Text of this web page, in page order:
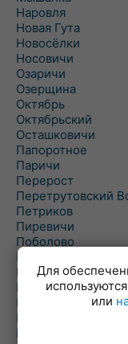
Наровля
Новая Гута
Новосёлки
Носовичи
Озаричи
Озерщина
Октябрь
Октябрьский
Осташковичи
Папоротное
Паричи
Перерост
Перетрутовский
Петриков
Пиревичи
Поболово
Поколюбичи
Полесье
Птичь
Речица
Ровенская Слобода
Рогачев
Для
или